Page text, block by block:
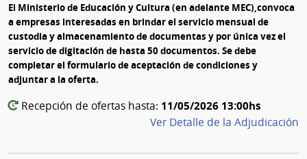
El Ministerio de Educación y Cultura (en adelante MEC),convoca
a empresas interesadas en brindar el servicio mensual de
custodia y almacenamiento de documentas y por única vez el
servicio de digitación de hasta 50 documentos. Se debe
completar el formulario de aceptación de condiciones y
adjuntar a la oferta.
Recepción de ofertas hasta: 11/05/2026 13:00hs
Ver Detalle de la Adjudicación